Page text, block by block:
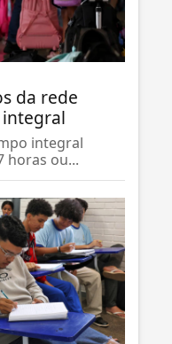
da rede
integral
horas ou...